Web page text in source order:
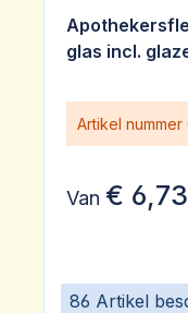
86 Artikel
Gemiddelde
glas incl.
Artikel nummer
Van € 6,73